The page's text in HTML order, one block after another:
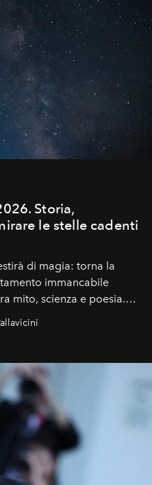
Storia,
le stelle cadenti
di magia: torna la
immancabile
mito, scienza e poesia.
si alzano verso la volta
delle